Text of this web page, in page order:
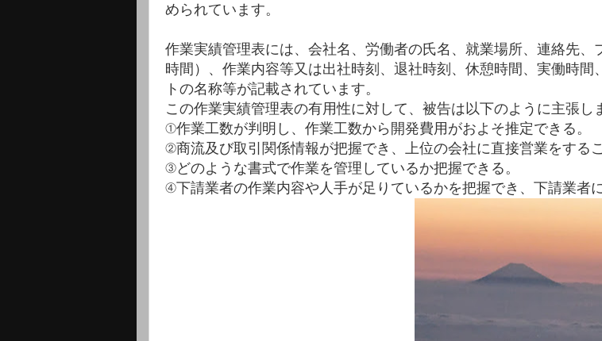
められています。
作業実績管理表には、会社名、労働者の氏名、就業場所、連絡先
時間）、作業内容等又は出社時刻、退社時刻、休憩時間、実働時
トの名称等が記載されています。
この作業実績管理表の有用性に対して、被告は以下のように主張し
①作業工数が判明し、作業工数から開発費用がおよそ推定できる。
②商流及び取引関係情報が把握でき、上位の会社に直接営業をする
③どのような書式で作業を管理しているか把握できる。
④下請業者の作業内容や人手が足りているかを把握でき、下請業者